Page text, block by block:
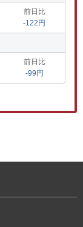
前日比
-122円
前日比
-99円